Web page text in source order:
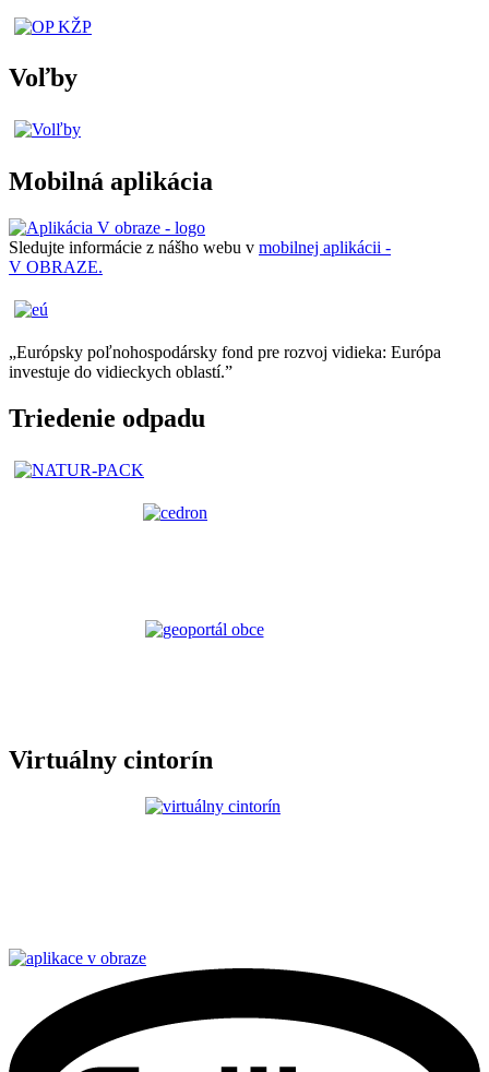
Voľby
Mobilná aplikácia
Sledujte informácie z nášho webu v mobilnej aplikácii -
V OBRAZE.
„Európsky poľnohospodársky fond pre rozvoj vidieka: Európa
investuje do vidieckych oblastí.”
Triedenie odpadu
Virtuálny cintorín